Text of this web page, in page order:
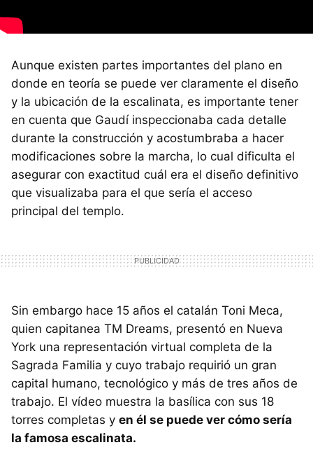
Aunque existen partes importantes del plano en
donde en teoría se puede ver claramente el diseño
y la ubicación de la escalinata, es importante tener
en cuenta que Gaudí inspeccionaba cada detalle
durante la construcción y acostumbraba a hacer
modificaciones sobre la marcha, lo cual dificulta el
asegurar con exactitud cuál era el diseño definitivo
que visualizaba para el que sería el acceso
principal del templo.
Sin embargo hace 15 años el catalán Toni Meca,
quien capitanea TM Dreams, presentó en Nueva
York una representación virtual completa de la
Sagrada Familia y cuyo trabajo requirió un gran
capital humano, tecnológico y más de tres años de
trabajo. El vídeo muestra la basílica con sus 18
torres completas y en él se puede ver cómo sería
la famosa escalinata.